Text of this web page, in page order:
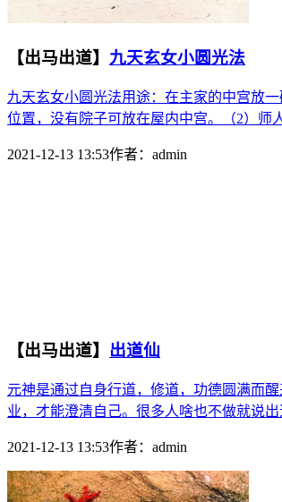
【出马出道】 九天玄女小圆光法
九天玄女小圆光法用途：在主家的中宫放
位置，没有院子可放在屋内中宫。（2）师
2021-12-13 13:53作者： admin
【出马出道】 出道仙
元神是通过自身行道，修道，功德圆满而
业，才能澄清自己。很多人啥也不做就说
2021-12-13 13:53作者： admin